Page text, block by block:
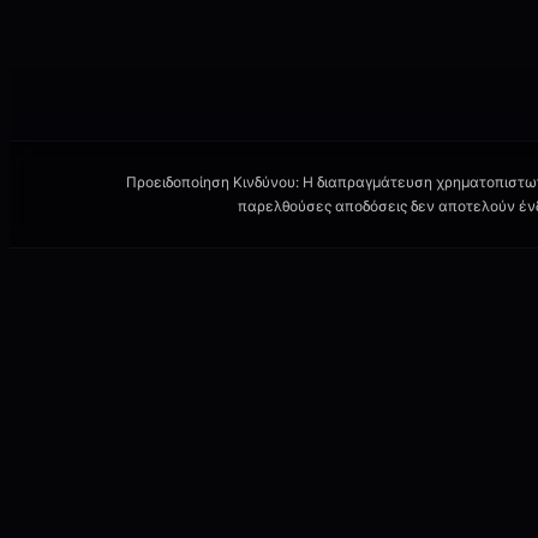
Προειδοποίηση Κινδύνου: Η διαπραγμάτευση
παρελθούσες αποδόσεις δεν αποτελούν